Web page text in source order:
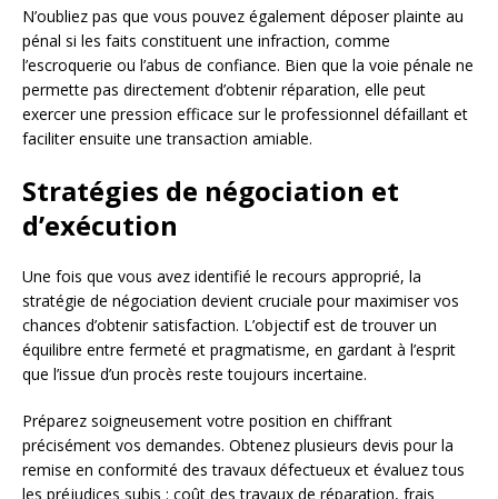
N’oubliez pas que vous pouvez également déposer plainte au
pénal si les faits constituent une infraction, comme
l’escroquerie ou l’abus de confiance. Bien que la voie pénale ne
permette pas directement d’obtenir réparation, elle peut
exercer une pression efficace sur le professionnel défaillant et
faciliter ensuite une transaction amiable.
Stratégies de négociation et
d’exécution
Une fois que vous avez identifié le recours approprié, la
stratégie de négociation devient cruciale pour maximiser vos
chances d’obtenir satisfaction. L’objectif est de trouver un
équilibre entre fermeté et pragmatisme, en gardant à l’esprit
que l’issue d’un procès reste toujours incertaine.
Préparez soigneusement votre position en chiffrant
précisément vos demandes. Obtenez plusieurs devis pour la
remise en conformité des travaux défectueux et évaluez tous
les préjudices subis : coût des travaux de réparation, frais